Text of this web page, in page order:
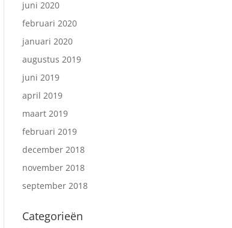
juni 2020
februari 2020
januari 2020
augustus 2019
juni 2019
april 2019
maart 2019
februari 2019
december 2018
november 2018
september 2018
Categorieën